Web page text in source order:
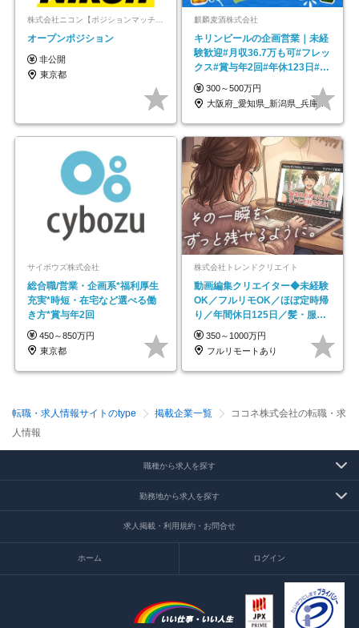
株式会社ニコン【ポジションマッチ登録】
オープンポジション
非公開
東京都
麒麟麦酒株式会社
キリンビールの企画営業｜未経
験歓迎#月収36.7万も可#フレッ
クス#賞与年2回#年休123日#完
全週休2日制
300～500万円
大阪府_愛知県_新潟県_兵庫県_福岡県
サイボウズ株式会社
総合職/営業・企画系*福利厚生
充実*時短・在宅など選べる働
き方*賞与年2回
450～850万円
東京都
株式会社トレンドクリエイト
動画編集クリエイター◆未経験
OK／フルリモOK／ほぼ定時帰
り／年間休日125日／髪・服・
ネイル自由／副業OK
350～1000万円
フルリモートあり
転職・求人情報サイトのtype 掲載企業一覧
ココネ株式会社の転職・求
人情報
職種から求人を探す
勤務地から求人を探す
求人掲載・利用規約・お問合せ
ホーム ログイン